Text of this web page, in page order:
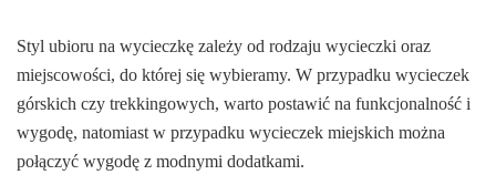
Styl ubioru na wycieczkę zależy od rodzaju wycieczki oraz
miejscowości, do której się wybieramy. W przypadku wycieczek
górskich czy trekkingowych, warto postawić na funkcjonalność i
wygodę, natomiast w przypadku wycieczek miejskich można
połączyć wygodę z modnymi dodatkami.